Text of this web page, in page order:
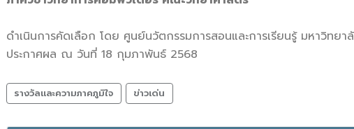
ดำเนินการคัดเลือก โดย ศูนย์นวัตกรรมการสอนและการเรียนรู้ มหาวิทยา
ประกาศผล ณ วันที่ 18 กุมภาพันธ์ 2568
รางวัลและความภาคภูมิใจ ข่าวเด่น